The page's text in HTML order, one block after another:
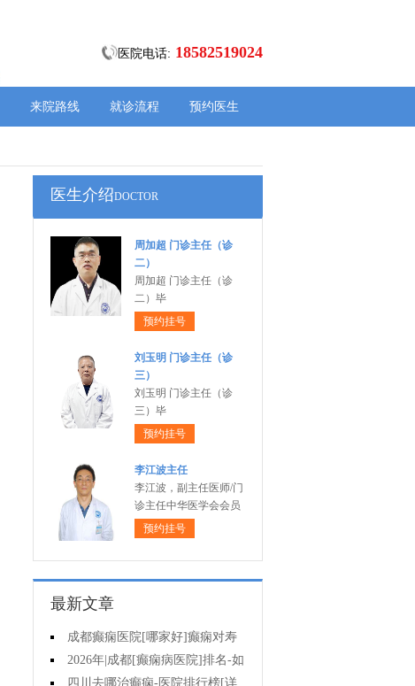
医院电话: 18582519024
来院路线 就诊流程 预约医生
医生介绍DOCTOR
周加超 门诊主任（诊
二）
周加超 门诊主任（诊
二）毕
预约挂号
刘玉明 门诊主任（诊
三）
刘玉明 门诊主任（诊
三）毕
预约挂号
李江波主任
李江波，副主任医师/门
诊主任中华医学会会员
预约挂号
最新文章
成都癫痫医院[哪家好]癫痫对寿
命有影响吗?
2026年|成都[癫痫病医院]排名-如
何预防癫痫治疗走入误区?
四川去哪治癫痫-医院排行榜[详